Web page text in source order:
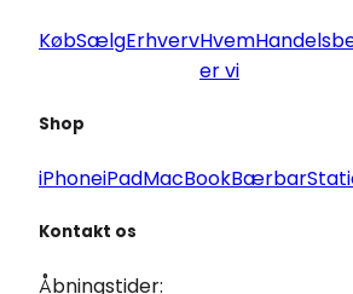
KøbSælgErhvervHvem
er vi
Shop
iPhoneiPadMacBookBærbar
Kontakt os
Åbningstider: